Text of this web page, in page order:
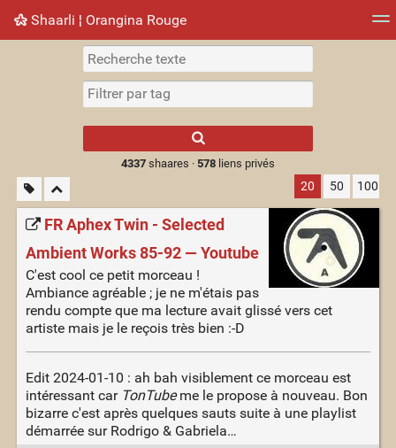
Shaarli ¦ Orangina Rouge
Nuage de tags Mur d'images
results.
4337shaares · 578liens privés
20 50 100
FR Aphex Twin - Selected
Ambient Works 85-92 — Youtube
C'est cool ce petit morceau !
Ambiance agréable ; je ne m'étais pas
rendu compte que ma lecture avait glissé vers cet
artiste mais je le reçois très bien :-D
Edit 2024-01-10 : ah bah visiblement ce morceau est
intéressant car TonTubeme le propose à nouveau. Bon
bizarre c'est après quelques sauts suite à une playlist
démarrée sur Rodrigo & Gabriela…